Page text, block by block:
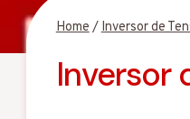
Home/Inversor de
Inversor